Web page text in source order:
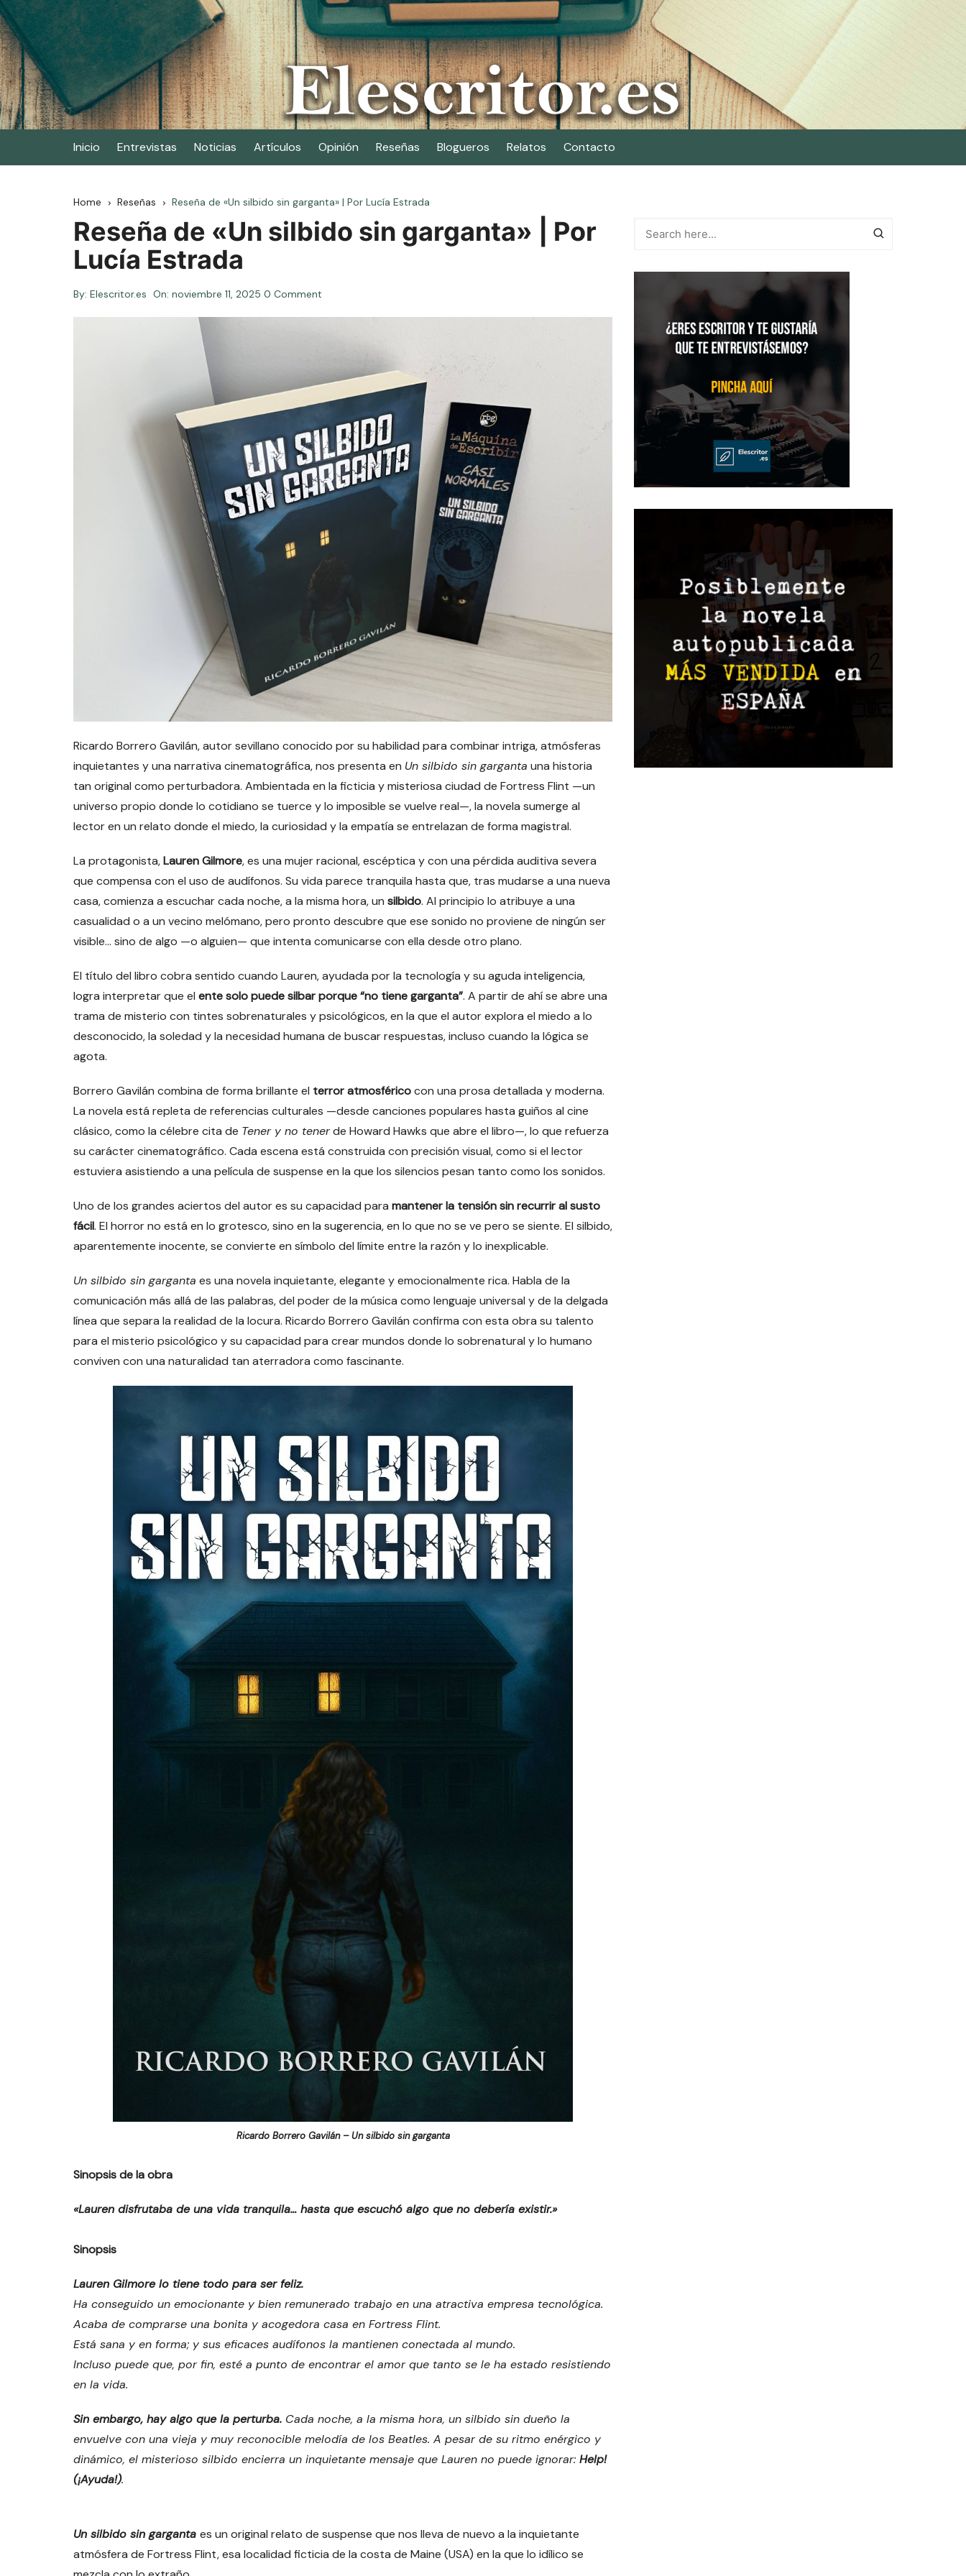
Skip
to
content
Elescritor.es
El periódico digital de los escritores
Inicio Entrevistas Noticias Artículos Opinión Reseñas Blogueros Relatos Contacto
Home Reseñas Reseña de «Un silbido sin garganta» | Por Lucía Estrada
Reseña de «Un silbido sin garganta» | Por
Lucía Estrada
By: Elescritor.es On: noviembre 11, 2025 0 Comment
Ricardo Borrero Gavilán, autor sevillano conocido por su habilidad para combinar intriga, atmósferas
inquietantes y una narrativa cinematográfica, nos presenta en Un silbido sin garganta una historia
tan original como perturbadora. Ambientada en la ficticia y misteriosa ciudad de Fortress Flint —un
universo propio donde lo cotidiano se tuerce y lo imposible se vuelve real—, la novela sumerge al
lector en un relato donde el miedo, la curiosidad y la empatía se entrelazan de forma magistral.
La protagonista,Lauren Gilmore, es una mujer racional, escéptica y con una pérdida auditiva severa
que compensa con el uso de audífonos. Su vida parece tranquila hasta que, tras mudarse a una nueva
casa, comienza a escuchar cada noche, a la misma hora, un silbido. Al principio lo atribuye a una
casualidad o a un vecino melómano, pero pronto descubre que ese sonido no proviene de ningún ser
visible… sino de algo —o alguien— que intenta comunicarse con ella desde otro plano.
El título del libro cobra sentido cuando Lauren, ayudada por la tecnología y su aguda inteligencia,
logra interpretar que el ente solo puede silbar porque “no tiene garganta”. A partir de ahí se abre una
trama de misterio con tintes sobrenaturales y psicológicos, en la que el autor explora el miedo a lo
desconocido, la soledad y la necesidad humana de buscar respuestas, incluso cuando la lógica se
agota.
Borrero Gavilán combina de forma brillante el terror atmosféricocon una prosa detallada y moderna.
La novela está repleta de referencias culturales —desde canciones populares hasta guiños al cine
clásico, como la célebre cita de Tener y no tenerde Howard Hawks que abre el libro—, lo que refuerza
su carácter cinematográfico. Cada escena está construida con precisión visual, como si el lector
estuviera asistiendo a una película de suspense en la que los silencios pesan tanto como los sonidos.
Uno de los grandes aciertos del autor es su capacidad para mantener la tensión sin recurrir al susto
fácil. El horror no está en lo grotesco, sino en la sugerencia, en lo que no se ve pero se siente. El silbido,
aparentemente inocente, se convierte en símbolo del límite entre la razón y lo inexplicable.
Un silbido sin garganta es una novela inquietante, elegante y emocionalmente rica. Habla de la
comunicación más allá de las palabras, del poder de la música como lenguaje universal y de la delgada
línea que separa la realidad de la locura. Ricardo Borrero Gavilán confirma con esta obra su talento
para el misterio psicológico y su capacidad para crear mundos donde lo sobrenatural y lo humano
conviven con una naturalidad tan aterradora como fascinante.
Ricardo Borrero Gavilán – Un silbido sin garganta
Sinopsis de la obra
«Lauren disfrutaba de una vida tranquila… hasta que escuchó algo que no debería existir.»
Sinopsis
Lauren Gilmore lo tiene todo para ser feliz.
Ha conseguido un emocionante y bien remunerado trabajo en una atractiva empresa tecnológica.
Acaba de comprarse una bonita y acogedora casa en Fortress Flint.
Está sana y en forma; y sus eficaces audífonos la mantienen conectada al mundo.
Incluso puede que, por fin, esté a punto de encontrar el amor que tanto se le ha estado resistiendo
en la vida.
Sin embargo, hay algo que la perturba. Cada noche, a la misma hora, un silbido sin dueño la
envuelve con una vieja y muy reconocible melodía de los Beatles. A pesar de su ritmo enérgico y
dinámico, el misterioso silbido encierra un inquietante mensaje que Lauren no puede ignorar: Help!
(¡Ayuda!).
Un silbido sin garganta es un original relato de suspense que nos lleva de nuevo a la inquietante
atmósfera de Fortress Flint, esa localidad ficticia de la costa de Maine (USA) en la que lo idílico se